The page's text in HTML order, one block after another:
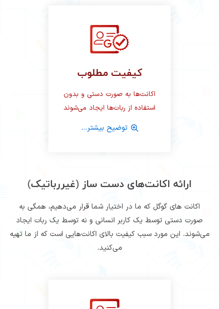
کیفیت مطلوب
اکانت‌ها به صورت دستی و بدون
استفاده از ربات‌ها ایجاد می‌شوند
توضیح بیشتر...
ارائه اکانت‌های دست ساز (غیررباتیک)
اکانت های گوگل که ما در اختیار شما قرار می‌دهیم، همگی به
صورت دستی توسط یک کاربر انسانی و نه توسط یک ربات ایجاد
می‌شوند. این مورد سبب کیفیت بالای اکانت‌هایی است که از ما تهیه
می‌کنید.